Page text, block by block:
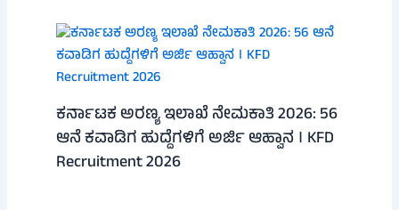
ಕರ್ನಾಟಕ ಅರಣ್ಯ ಇಲಾಖೆ ನೇಮಕಾತಿ 2026: 56
ಆನೆ ಕವಾಡಿಗ ಹುದ್ದೆಗಳಿಗೆ ಅರ್ಜಿ ಆಹ್ವಾನ । KFD
Recruitment 2026